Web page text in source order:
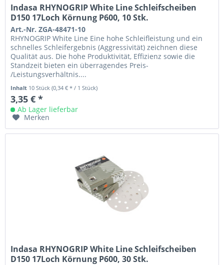
Indasa RHYNOGRIP White Line Schleifscheiben
D150 17Loch Körnung P600, 10 Stk.
Art.-Nr. ZGA-48471-10
RHYNOGRIP White Line Eine hohe Schleifleistung und ein
schnelles Schleifergebnis (Aggressivität) zeichnen diese
Qualität aus. Die hohe Produktivität, Effizienz sowie die
Standzeit bieten ein überragendes Preis-
/Leistungsverhältnis....
Inhalt 10 Stück(0,34 € * / 1 Stück)
3,35 € *
Ab Lager lieferbar
Merken
Indasa RHYNOGRIP White Line Schleifscheiben
D150 17Loch Körnung P600, 30 Stk.